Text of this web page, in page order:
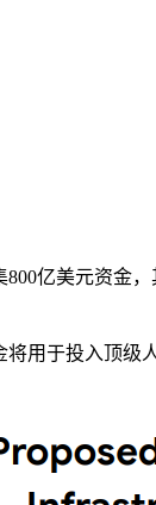
亿美元资
用于投入顶级